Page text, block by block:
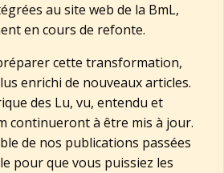
au site web de la BmL,
en cours de refonte.
cette transformation,
enrichi de nouveaux articles.
des Lu, vu, entendu et
continueront à être mis à jour.
de nos publications passées
pour que vous puissiez les